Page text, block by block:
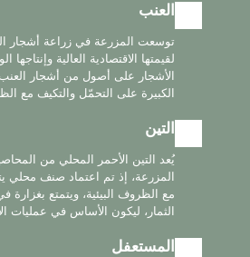
العنب
توسعت المزرعة في زراعة أشجار
لقيمتها الاقتصادية العالية وإنتاجها
الأشجار على أصول من أشجار العنب
الكبيرة على التحمّل والتكيف مع
التين
يُعد التين الأحمر المحلي من
المزرعة، إذ تم اعتماد صنف محلي
مع الظروف البيئية، ويتمتع بغزارة
الثمار، ليكون الأساس في عمليات
المستعفل